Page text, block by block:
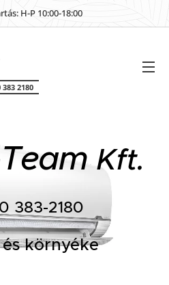
H-P 10:00-18:00
2180
Kft.
383-2180
környéke